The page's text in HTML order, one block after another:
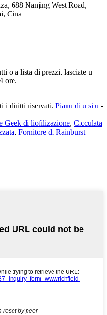
688 Nanjing West Road,
Cina
o a lista di prezzi, lasciate u
ore.
i diritti riservati. Pianu di u situ -
Geek di liofilizazione, Cicculata
, Fornitore di Rainburst